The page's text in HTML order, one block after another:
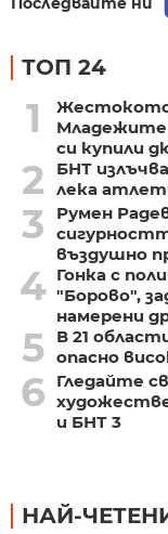
ТОП 24
1
Жестокото
Младежите
си купили
2
БНТ
лека
3
Румен
въздушно
4 Гонка с
"Борово",
намерени
5
В 21
опасно
6
Гледайте
и БНТ 3
НАЙ-